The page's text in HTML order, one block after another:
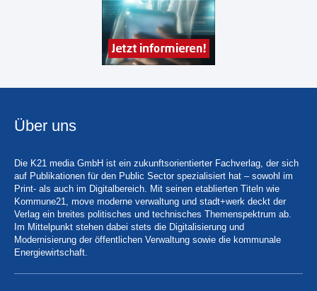
Über uns
Die K21 media GmbH ist ein zukunftsorientierter Fachverlag, der sich
auf Publikationen für den Public Sector spezialisiert hat – sowohl im
Print- als auch im Digitalbereich. Mit seinen etablierten Titeln wie
Kommune21, move moderne verwaltung und stadt+werk deckt der
Verlag ein breites politisches und technisches Themenspektrum ab.
Im Mittelpunkt stehen dabei stets die Digitalisierung und
Modernisierung der öffentlichen Verwaltung sowie die kommunale
Energiewirtschaft.